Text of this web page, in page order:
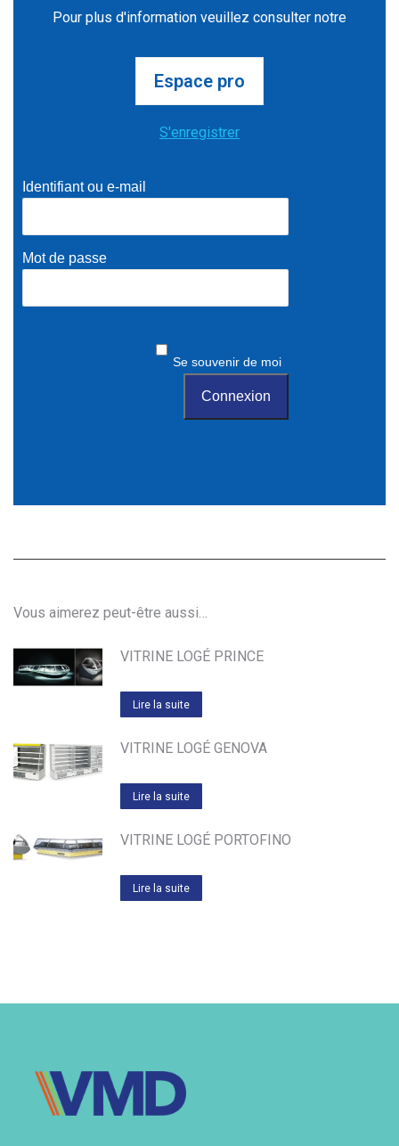
Pour plus d'information veuillez consulter notre
Espace pro
S'enregistrer
Identifiant ou e-mail
Mot de passe
Se souvenir de moi
Vous aimerez peut-être aussi…
VITRINE LOGÉ PRINCE
Lire la suite
VITRINE LOGÉ GENOVA
Lire la suite
VITRINE LOGÉ PORTOFINO
Lire la suite